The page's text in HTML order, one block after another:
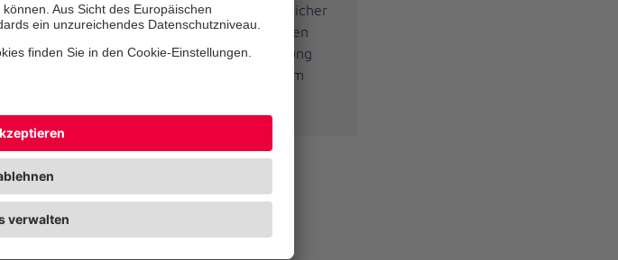
Tag – mit echtem Praxisbezug und verständlicher
Anleitung. Die Fortbildung erfüllt die Vorgaben
der Deutschen Gesetzlichen Unfallversicherung
(DGUV) und stellt Ihre Handlungssicherheit im